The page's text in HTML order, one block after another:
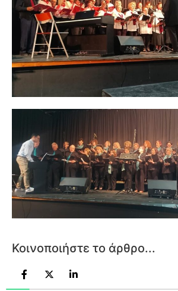
Κοινοποιήστε το άρθρο...